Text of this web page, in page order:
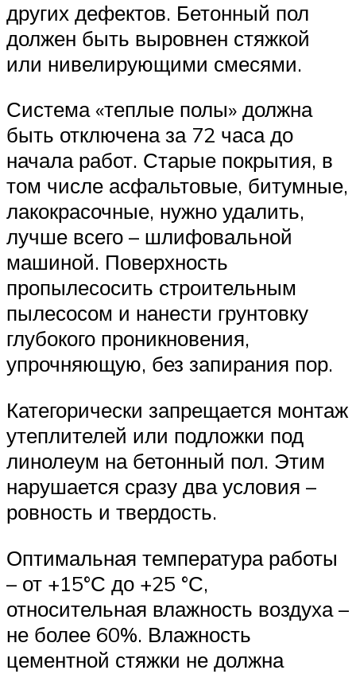
других дефектов. Бетонный пол
должен быть выровнен стяжкой
или нивелирующими смесями.
Система «теплые полы» должна
быть отключена за 72 часа до
начала работ. Старые покрытия, в
том числе асфальтовые, битумные,
лакокрасочные, нужно удалить,
лучше всего – шлифовальной
машиной. Поверхность
пропылесосить строительным
пылесосом и нанести грунтовку
глубокого проникновения,
упрочняющую, без запирания пор.
Категорически запрещается монтаж
утеплителей или подложки под
линолеум на бетонный пол. Этим
нарушается сразу два условия –
ровность и твердость.
Оптимальная температура работы
– от +15°С до +25 °С,
относительная влажность воздуха –
не более 60%. Влажность
цементной стяжки не должна